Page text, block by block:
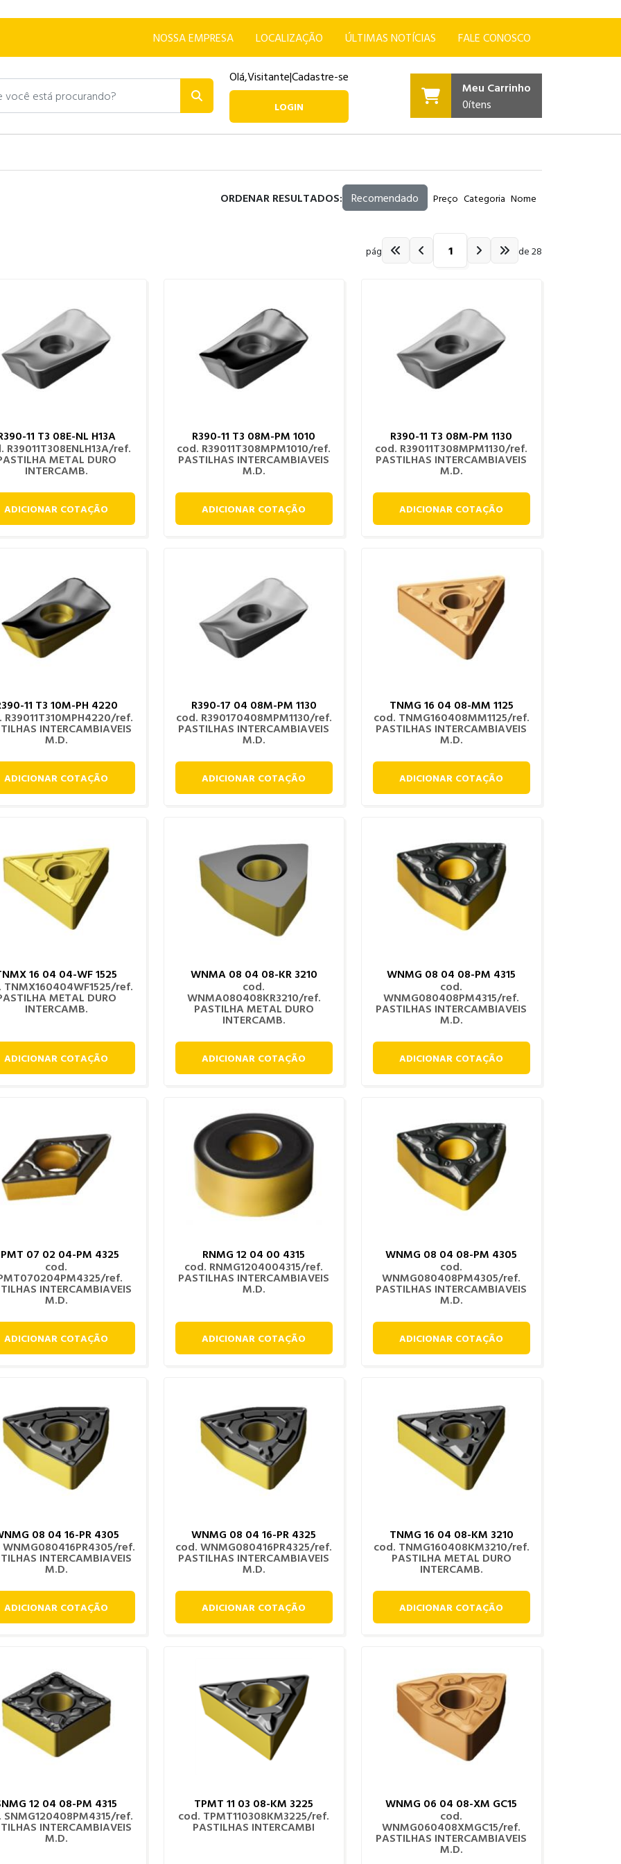
NOSSA EMPRESA LOCALIZAÇÃO ÚLTIMAS NOTÍCIAS FALE CONOSCO
Olá,Visitante|Cadastre-se
LOGIN
Meu Carrinho
0ítens
ORDENAR RESULTADOS: Recomendado Preço Categoria Nome
pág de 28
11 T3 08E-NL H13A
R39011T308ENLH13A/ref.
METAL DURO
INTERCAMB.
ADICIONAR COTAÇÃO
R390-11 T3 08M-PM 1010
cod. R39011T308MPM1010/ref.
PASTILHAS INTERCAMBIAVEIS
M.D.
ADICIONAR COTAÇÃO
R390-11 T3 08M-PM 1130
cod. R39011T308MPM1130/ref.
PASTILHAS INTERCAMBIAVEIS
M.D.
ADICIONAR COTAÇÃO
11 T3 10M-PH 4220
R39011T310MPH4220/ref.
INTERCAMBIAVEIS
M.D.
ADICIONAR COTAÇÃO
R390-17 04 08M-PM 1130
cod. R390170408MPM1130/ref.
PASTILHAS INTERCAMBIAVEIS
M.D.
ADICIONAR COTAÇÃO
TNMG 16 04 08-MM 1125
cod. TNMG160408MM1125/ref.
PASTILHAS INTERCAMBIAVEIS
M.D.
ADICIONAR COTAÇÃO
16 04 04-WF 1525
TNMX160404WF1525/ref.
METAL DURO
INTERCAMB.
ADICIONAR COTAÇÃO
WNMA 08 04 08-KR 3210
cod.
WNMA080408KR3210/ref.
PASTILHA METAL DURO
INTERCAMB.
ADICIONAR COTAÇÃO
WNMG 08 04 08-PM 4315
cod.
WNMG080408PM4315/ref.
PASTILHAS INTERCAMBIAVEIS
M.D.
ADICIONAR COTAÇÃO
07 02 04-PM 4325
cod.
ref.
INTERCAMBIAVEIS
M.D.
ADICIONAR COTAÇÃO
RNMG 12 04 00 4315
cod. RNMG1204004315/ref.
PASTILHAS INTERCAMBIAVEIS
M.D.
ADICIONAR COTAÇÃO
WNMG 08 04 08-PM 4305
cod.
WNMG080408PM4305/ref.
PASTILHAS INTERCAMBIAVEIS
M.D.
ADICIONAR COTAÇÃO
08 04 16-PR 4305
ref.
INTERCAMBIAVEIS
M.D.
ADICIONAR COTAÇÃO
WNMG 08 04 16-PR 4325
cod. WNMG080416PR4325/ref.
PASTILHAS INTERCAMBIAVEIS
M.D.
ADICIONAR COTAÇÃO
TNMG 16 04 08-KM 3210
cod. TNMG160408KM3210/ref.
PASTILHA METAL DURO
INTERCAMB.
ADICIONAR COTAÇÃO
12 04 08-PM 4315
SNMG120408PM4315/ref.
INTERCAMBIAVEIS
M.D.
TPMT 11 03 08-KM 3225
cod. TPMT110308KM3225/ref.
PASTILHAS INTERCAMBI
WNMG 06 04 08-XM GC15
cod.
WNMG060408XMGC15/ref.
PASTILHAS INTERCAMBIAVEIS
M.D.